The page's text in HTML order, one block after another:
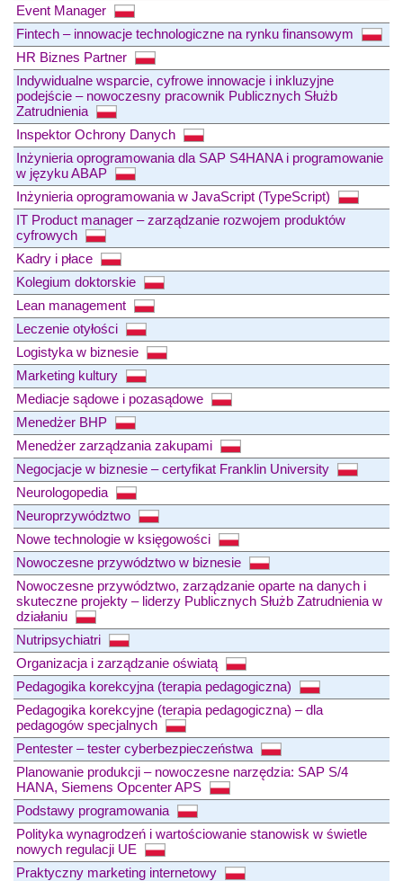
Event Manager
Fintech – innowacje technologiczne na rynku finansowym
HR Biznes Partner
Indywidualne wsparcie, cyfrowe innowacje i inkluzyjne
podejście – nowoczesny pracownik Publicznych Służb
Zatrudnienia
Inspektor Ochrony Danych
Inżynieria oprogramowania dla SAP S4HANA i programowanie
w języku ABAP
Inżynieria oprogramowania w JavaScript (TypeScript)
IT Product manager – zarządzanie rozwojem produktów
cyfrowych
Kadry i płace
Kolegium doktorskie
Lean management
Leczenie otyłości
Logistyka w biznesie
Marketing kultury
Mediacje sądowe i pozasądowe
Menedżer BHP
Menedżer zarządzania zakupami
Negocjacje w biznesie – certyfikat Franklin University
Neurologopedia
Neuroprzywództwo
Nowe technologie w księgowości
Nowoczesne przywództwo w biznesie
Nowoczesne przywództwo, zarządzanie oparte na danych i
skuteczne projekty – liderzy Publicznych Służb Zatrudnienia w
działaniu
Nutripsychiatri
Organizacja i zarządzanie oświatą
Pedagogika korekcyjna (terapia pedagogiczna)
Pedagogika korekcyjne (terapia pedagogiczna) – dla
pedagogów specjalnych
Pentester – tester cyberbezpieczeństwa
Planowanie produkcji – nowoczesne narzędzia: SAP S/4
HANA, Siemens Opcenter APS
Podstawy programowania
Polityka wynagrodzeń i wartościowanie stanowisk w świetle
nowych regulacji UE
Praktyczny marketing internetowy